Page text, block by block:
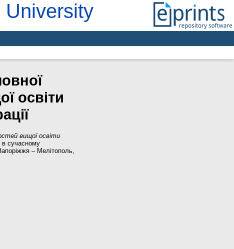
University
освіти
вищої освіти
в сучасному
– Мелітополь,